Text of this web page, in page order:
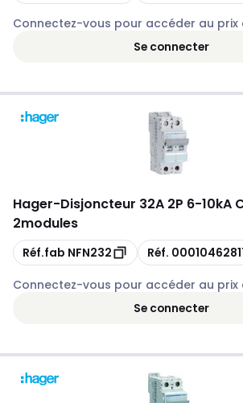
Connectez-vous pour accéder au
Se connecter
Hager-Disjoncteur 32A 2P 6-10kA
2modules
Copie
Réf.fab NFN232 Copie
Réf.
Connectez-vous pour accéder au
Se connecter